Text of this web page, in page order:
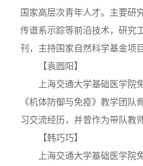
国家高层次青年人才。主要研
传谱系示踪等前沿技术，研究
刊，主持国家自然科学基金项目
【袁圆阳】
上海交通大学基础医学
《机体防御与免疫》教学团
习交流经历，并曾作为带队教
【韩巧巧】
上海交通大学基础医学